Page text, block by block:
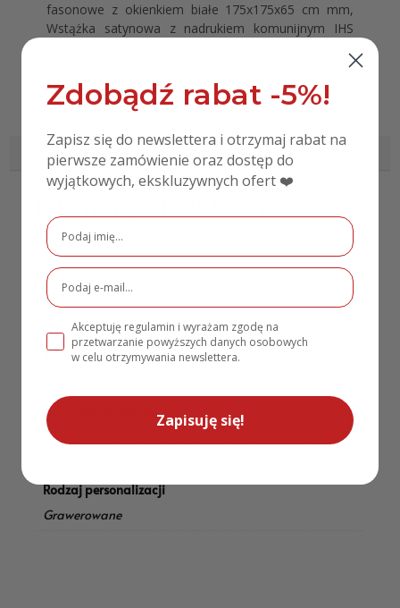
fasonowe z okienkiem białe 175x175x65 cm mm,
Wstążka satynowa z nadrukiem komunijnym IHS
Informacje dodatkowe
Materiał
Pleksi lustrzane
Rozmiar
15×11 cm
Kolor
Zawartość kompletu
Ozdobne pudełko, Sianko dekoracyjne, Wstążka
Rodzaj personalizacji
Grawerowane
Zdobądź rabat -5%!
Zapisz się do newslettera i otrzymaj rabat na
pierwsze zamówienie oraz dostęp do
wyjątkowych, ekskluzywnych ofert ❤️
Akceptuję regulamin i wyrażam zgodę na
przetwarzanie powyższych danych osobowych
w celu otrzymywania newslettera.
Zapisuję się!